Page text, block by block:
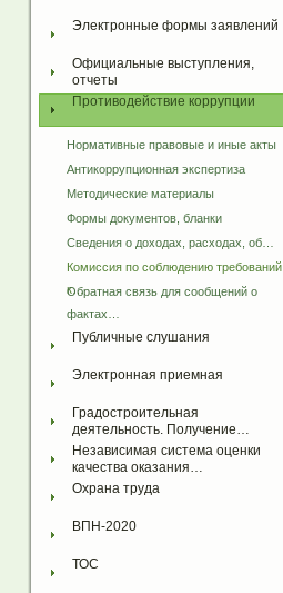
Электронные формы заявлений
Официальные выступления,
отчеты
Противодействие коррупции
Нормативные правовые и иные акты
Антикоррупционная экспертиза
Методические материалы
Формы документов, бланки
Сведения о доходах, расходах, об…
Комиссия по соблюдению требований
к…
Обратная связь для сообщений о
фактах…
Публичные слушания
Электронная приемная
Градостроительная
деятельность. Получение…
Независимая система оценки
качества оказания…
Охрана труда
ВПН-2020
ТОС